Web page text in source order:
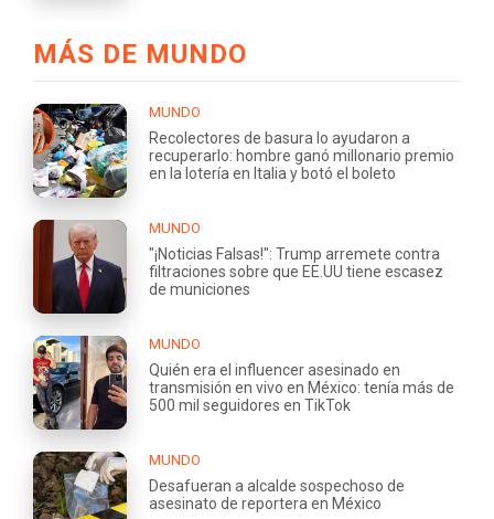
MÁS DE MUNDO
MUNDO
Recolectores de basura lo ayudaron a
recuperarlo: hombre ganó millonario premio
en la lotería en Italia y botó el boleto
MUNDO
"¡Noticias Falsas!": Trump arremete contra
filtraciones sobre que EE.UU tiene escasez
de municiones
MUNDO
Quién era el influencer asesinado en
transmisión en vivo en México: tenía más de
500 mil seguidores en TikTok
MUNDO
Desafueran a alcalde sospechoso de
asesinato de reportera en México